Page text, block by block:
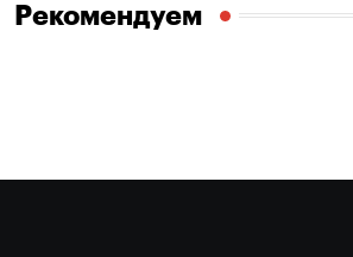
Рекомендуем